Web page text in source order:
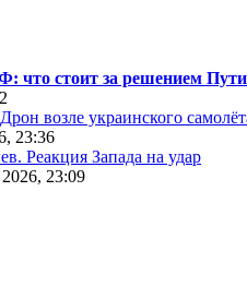
что стоит за решением
возле украинского
23:36
Реакция Запада на удар
23:09